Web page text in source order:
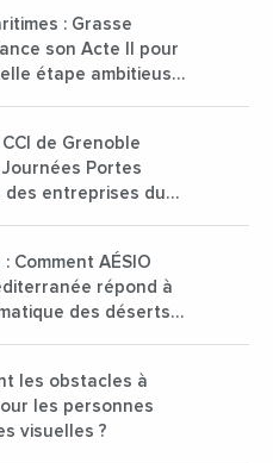
: Grasse
son Acte II pour
étape ambitieuse
CCI de Grenoble
Journées Portes
des entreprises du
Comment AÉSIO
répond à
des déserts
les obstacles à
les personnes
visuelles ?